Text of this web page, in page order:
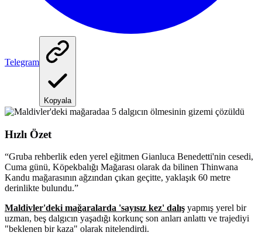
Telegram
Kopyala
Hızlı Özet
“Gruba rehberlik eden yerel eğitmen Gianluca Benedetti'nin cesedi,
Cuma günü, Köpekbalığı Mağarası olarak da bilinen Thinwana
Kandu mağarasının ağzından çıkan geçitte, yaklaşık 60 metre
derinlikte bulundu.”
Maldivler'deki mağaralarda 'sayısız kez' dalış yapmış yerel bir
uzman, beş dalgıcın yaşadığı korkunç son anları anlattı ve trajediyi
"beklenen bir kaza" olarak nitelendirdi.